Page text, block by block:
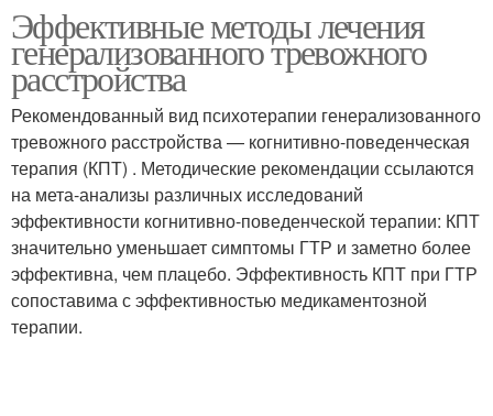
Эффективные методы лечения
генерализованного тревожного
расстройства
Рекомендованный вид психотерапии генерализованного
тревожного расстройства — когнитивно-поведенческая
терапия (КПТ) . Методические рекомендации ссылаются
на мета-анализы различных исследований
эффективности когнитивно-поведенческой терапии: КПТ
значительно уменьшает симптомы ГТР и заметно более
эффективна, чем плацебо. Эффективность КПТ при ГТР
сопоставима с эффективностью медикаментозной
терапии.